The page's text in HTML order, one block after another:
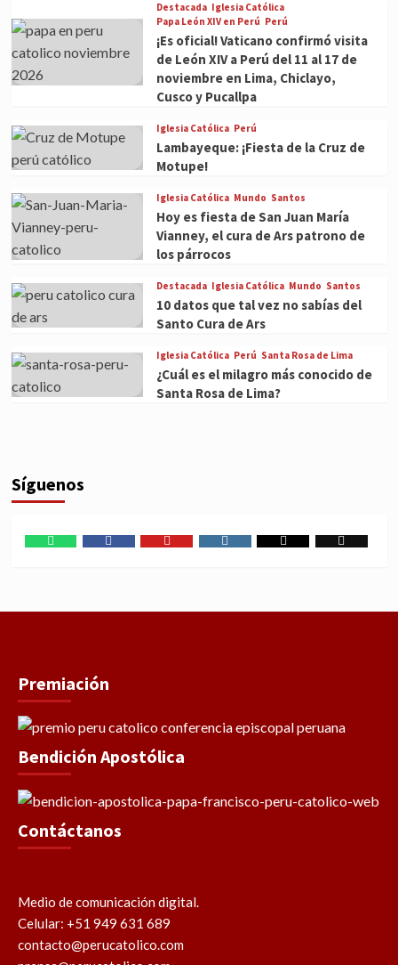
Destacada Iglesia Católica
Papa León XIV en Perú Perú
¡Es oficial! Vaticano confirmó visita
de León XIV a Perú del 11 al 17 de
noviembre en Lima, Chiclayo,
Cusco y Pucallpa
Iglesia Católica Perú
Lambayeque: ¡Fiesta de la Cruz de
Motupe!
Iglesia Católica Mundo Santos
Hoy es fiesta de San Juan María
Vianney, el cura de Ars patrono de
los párrocos
Destacada Iglesia Católica Mundo Santos
10 datos que tal vez no sabías del
Santo Cura de Ars
Iglesia Católica Perú Santa Rosa de Lima
¿Cuál es el milagro más conocido de
Santa Rosa de Lima?
Síguenos
Premiación
Bendición Apostólica
Contáctanos
Medio de comunicación digital.
Celular: +51 949 631 689
contacto@perucatolico.com